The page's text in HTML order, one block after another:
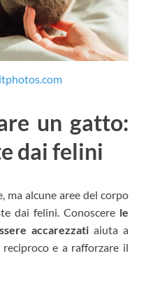
un gatto:
dai felini
ma alcune aree del corpo
dai felini. Conoscere le
accarezzatiaiuta a
e a rafforzare il